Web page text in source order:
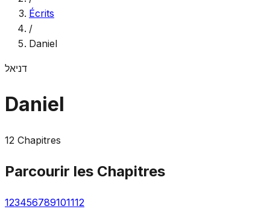
Écrits
/
Daniel
דניאל
Daniel
12 Chapitres
Parcourir les Chapitres
123456789101112